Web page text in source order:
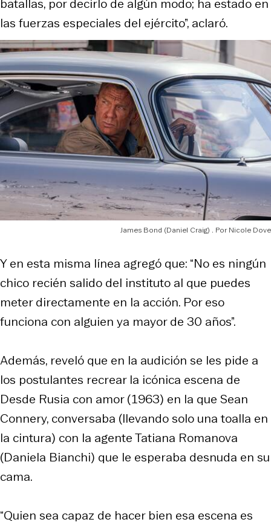
batallas, por decirlo de algún modo; ha estado en
las fuerzas especiales del ejército”, aclaró.
James Bond (Daniel Craig) Nicole Dove
Y en esta misma línea agregó que: “No es ningún
chico recién salido del instituto al que puedes
meter directamente en la acción. Por eso
funciona con alguien ya mayor de 30 años”.
Además, reveló que en la audición se les pide a
los postulantes recrear la icónica escena de
Desde Rusia con amor (1963) en la que Sean
Connery, conversaba (llevando solo una toalla en
la cintura) con la agente Tatiana Romanova
(Daniela Bianchi) que le esperaba desnuda en su
cama.
“Quien sea capaz de hacer bien esa escena es